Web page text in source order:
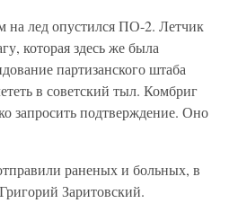
на лед опустился ПО-2. Летчик
которая здесь же была
партизанского штаба
в советский тыл. Комбриг
запросить подтверждение. Оно
раненых и больных, в
Заритовский.